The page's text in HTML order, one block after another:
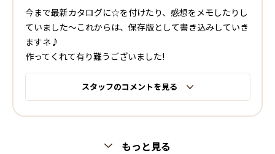
今まで最新カタログに☆を付けたり、感想をメモしたりし
ていました〜これからは、保存版として書き込みしていき
ますネ♪
作ってくれて有り難うございました!
スタッフのコメントを見る
もっと見る